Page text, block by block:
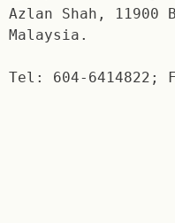
Azlan Shah, 11900
Malaysia.
Tel: 604-6414822;